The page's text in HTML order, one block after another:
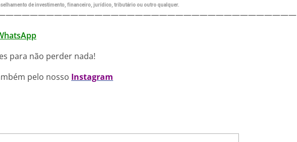
de investimento, financeiro, jurídico, tributário ou outro qualquer.
para não perder nada!
pelo nosso Instagram